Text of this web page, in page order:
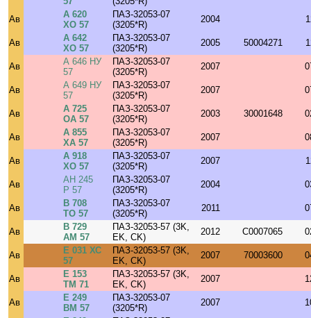
Ав
А 620
ХО 57
ПАЗ-32053-07
(3205*R)
2004
Ав
А 642
ХО 57
ПАЗ-32053-07
(3205*R)
2005 50004271
Ав
А 646 НУ
57
ПАЗ-32053-07
(3205*R)
2007
Ав
А 649 НУ
57
ПАЗ-32053-07
(3205*R)
2007
Ав
А 725
ОА 57
ПАЗ-32053-07
(3205*R)
2003 30001648
Ав
А 855
ХА 57
ПАЗ-32053-07
(3205*R)
2007
Ав
А 918
ХО 57
ПАЗ-32053-07
(3205*R)
2007
Ав
АН 245
Р 57
ПАЗ-32053-07
(3205*R)
2004
Ав
В 708
ТО 57
ПАЗ-32053-07
(3205*R)
2011
Ав
В 729
АМ 57
ПАЗ-32053-57 (3K,
EK, CK)
2012 C0007065
Ав
Е 031 ХС
57
ПАЗ-32053-57 (3K,
EK, CK)
2007 70003600
Ав
Е 153
ТМ 71
ПАЗ-32053-57 (3K,
EK, CK)
2007
Ав
Е 249
ВМ 57
ПАЗ-32053-07
(3205*R)
2007